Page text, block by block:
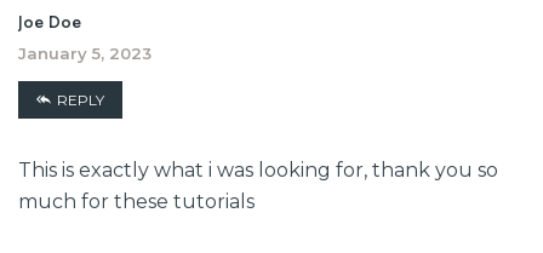
Joe Doe
January 5, 2023
REPLY
This is exactly what i was looking for, thank you so
much for these tutorials